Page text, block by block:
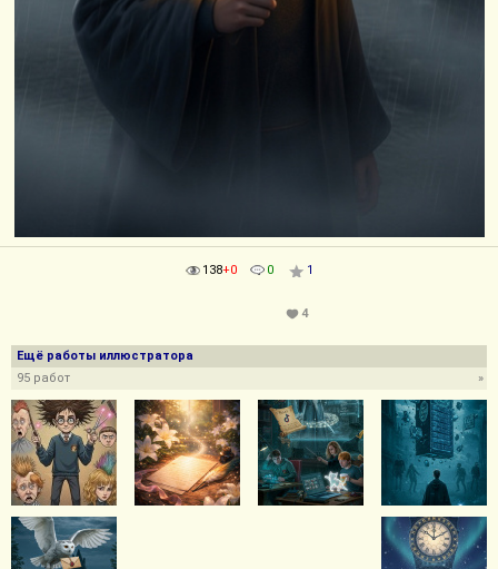
138+0 0 1
4
Ещё работы иллюстратора
»
95 работ